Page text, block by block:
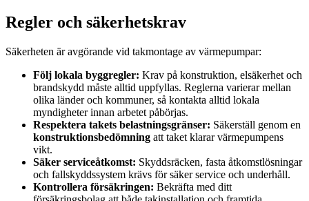
Regler och säkerhetskrav
Säkerheten är avgörande vid takmontage av värmepumpar:
Följ lokala byggregler: Krav på konstruktion, elsäkerhet och
brandskydd måste alltid uppfyllas. Reglerna varierar mellan
olika länder och kommuner, så kontakta alltid lokala
myndigheter innan arbetet påbörjas.
Respektera takets belastningsgränser: Säkerställ genom en
konstruktionsbedömning att taket klarar värmepumpens
vikt.
Säker serviceåtkomst: Skyddsräcken, fasta åtkomstlösningar
och fallskyddssystem krävs för säker service och underhåll.
Kontrollera försäkringen: Bekräfta med ditt